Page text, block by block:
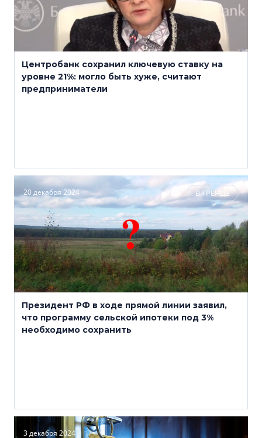
Центробанк сохранил ключевую ставку на
уровне 21%: могло быть хуже, считают
предприниматели
20 декабря 2024 В ТРЕНДЕ
Президент РФ в ходе прямой линии заявил,
что программу сельской ипотеки под 3%
необходимо сохранить
3 декабря 2024